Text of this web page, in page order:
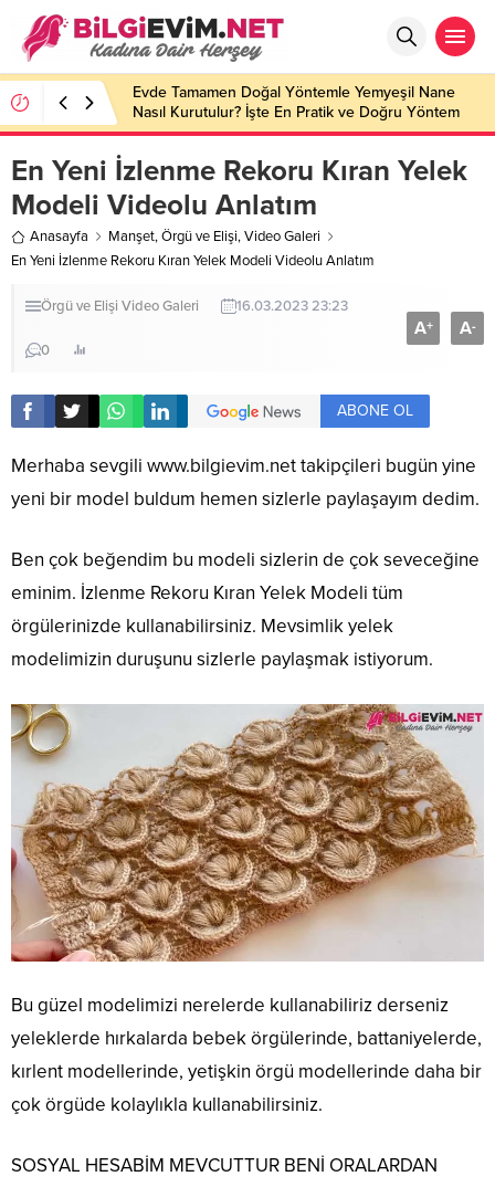
Evde Tamamen Doğal Yöntemle Yemyeşil Nane
Nasıl Kurutulur? İşte En Pratik ve Doğru Yöntem
En Yeni İzlenme Rekoru Kıran Yelek
Modeli Videolu Anlatım
Anasayfa Manşet,Örgü ve Elişi,Video Galeri
En Yeni İzlenme Rekoru Kıran Yelek Modeli Videolu Anlatım
Örgü ve Elişi Video Galeri 16.03.2023 23:23
0
A+ A-
ABONE OL
Merhaba sevgili www.bilgievim.nettakipçileri bugün yine
yeni bir model buldum hemen sizlerle paylaşayım dedim.
Ben çok beğendim bu modeli sizlerin de çok seveceğine
eminim. İzlenme Rekoru Kıran Yelek Modeli tüm
örgülerinizde kullanabilirsiniz. Mevsimlik yelek
modelimizin duruşunu sizlerle paylaşmak istiyorum.
Bu güzel modelimizi nerelerde kullanabiliriz derseniz
yeleklerde hırkalarda bebek örgülerinde, battaniyelerde,
kırlent modellerinde, yetişkin örgü modellerinde daha bir
çok örgüde kolaylıkla kullanabilirsiniz.
SOSYAL HESABİM MEVCUTTUR BENİ ORALARDAN